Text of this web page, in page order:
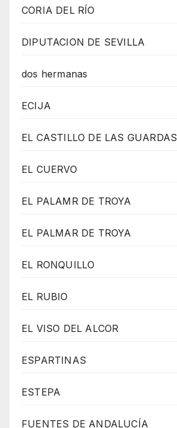
CORIA DEL RÍO
DIPUTACION DE SEVILLA
dos hermanas
ECIJA
EL CASTILLO DE LAS GUARDAS
EL CUERVO
EL PALAMR DE TROYA
EL PALMAR DE TROYA
EL RONQUILLO
EL RUBIO
EL VISO DEL ALCOR
ESPARTINAS
ESTEPA
FUENTES DE ANDALUCÍA